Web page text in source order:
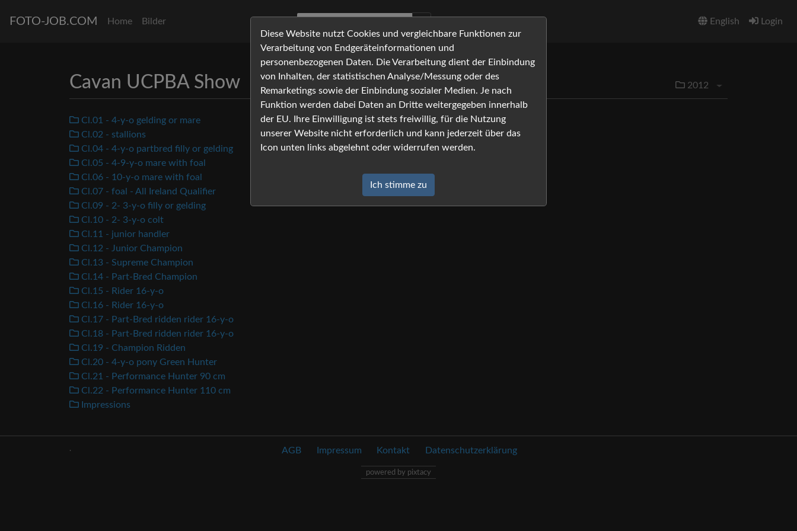
FOTO-JOB.COM Home Bilder English Login
2012
Cavan UCPBA Show
Cl.01 - 4-y-o gelding or mare
Cl.02 - stallions
Cl.04 - 4-y-o partbred filly or gelding
Cl.05 - 4-9-y-o mare with foal
Cl.06 - 10-y-o mare with foal
Cl.07 - foal - All Ireland Qualifier
Cl.09 - 2- 3-y-o filly or gelding
Cl.10 - 2- 3-y-o colt
Cl.11 - junior handler
Cl.12 - Junior Champion
Cl.13 - Supreme Champion
Cl.14 - Part-Bred Champion
Cl.15 - Rider 16-y-o
Cl.16 - Rider 16-y-o
Cl.17 - Part-Bred ridden rider 16-y-o
Cl.18 - Part-Bred ridden rider 16-y-o
Cl.19 - Champion Ridden
Cl.20 - 4-y-o pony Green Hunter
Cl.21 - Performance Hunter 90 cm
Cl.22 - Performance Hunter 110 cm
Impressions
Diese Website nutzt Cookies und vergleichbare Funktionen zur
Verarbeitung von Endgeräteinformationen und
personenbezogenen Daten. Die Verarbeitung dient der Einbindung
von Inhalten, der statistischen Analyse/Messung oder des
Remarketings sowie der Einbindung sozialer Medien. Je nach
Funktion werden dabei Daten an Dritte weitergegeben innerhalb
der EU. Ihre Einwilligung ist stets freiwillig, für die Nutzung
unserer Website nicht erforderlich und kann jederzeit über das
Icon unten links abgelehnt oder widerrufen werden.
Ich stimme zu
. AGB Impressum Kontakt Datenschutzerklärung
powered by pixtacy